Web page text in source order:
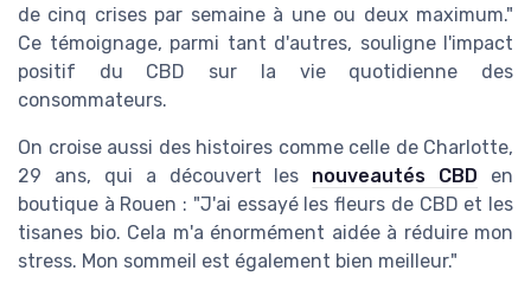
de cinq crises par semaine à une ou deux maximum."
Ce témoignage, parmi tant d'autres, souligne l'impact
positif du CBD sur la vie quotidienne des
consommateurs.
On croise aussi des histoires comme celle de Charlotte,
29 ans, qui a découvert les nouveautés CBD en
boutique à Rouen : "J'ai essayé les fleurs de CBD et les
tisanes bio. Cela m'a énormément aidée à réduire mon
stress. Mon sommeil est également bien meilleur."